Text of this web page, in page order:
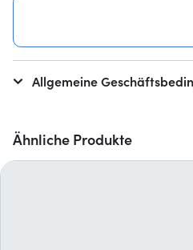
Ähnliche Produkte
Allgemeine